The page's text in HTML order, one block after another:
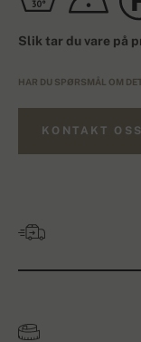
Slik tar du vare på
HAR DU SPØRSMÅL OM
KONTAKT OSS